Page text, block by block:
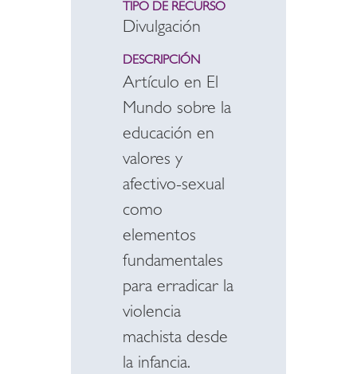
TIPO DE RECURSO
Divulgación
DESCRIPCIÓN
Artículo en El
Mundo sobre la
educación en
valores y
afectivo-sexual
como
elementos
fundamentales
para erradicar la
violencia
machista desde
la infancia.